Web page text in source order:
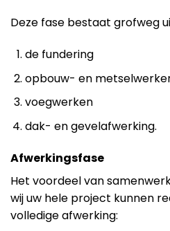
Deze fase bestaat grofweg
de fundering
opbouw- en
voegwerken
dak- en gevelafwerking.
Afwerkingsfase
Het voordeel van
wij uw hele project kunnen
volledige afwerking: